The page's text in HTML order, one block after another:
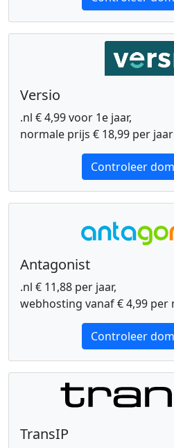
Versio
.nl € 4,99 voor 1e jaar,
normale prijs € 18,99 per jaar
Controleer
Antagonist
.nl € 11,88 per jaar,
webhosting vanaf € 4,99 per
Controleer
TransIP